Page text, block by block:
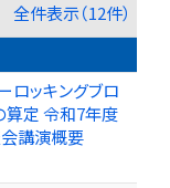
全件表示（12件）
ロッキングブロ
算定 令和7年度
講演概要